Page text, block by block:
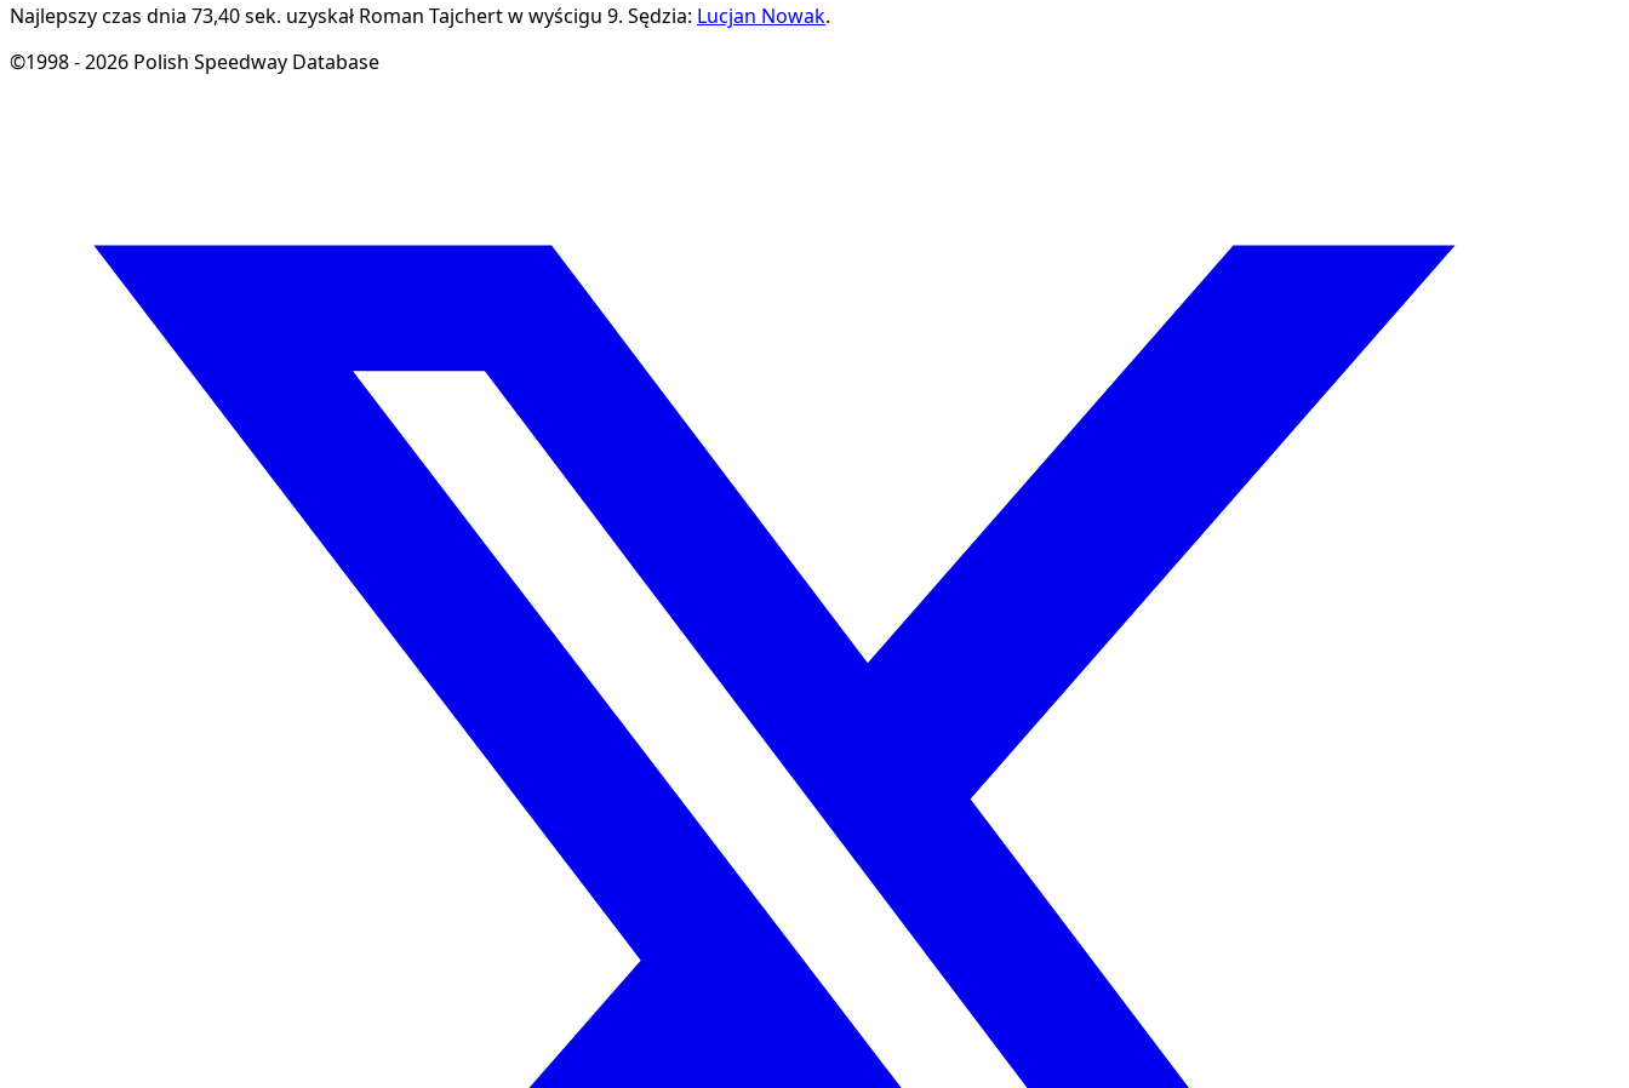
Najlepszy czas dnia 73,40 sek. uzyskał Roman Tajchert w wyścigu 9. Sędzia: Lucjan Nowak.
©1998 - 2026 Polish Speedway Database